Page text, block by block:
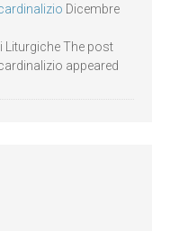
Dicembre
Liturgiche The post
appeared